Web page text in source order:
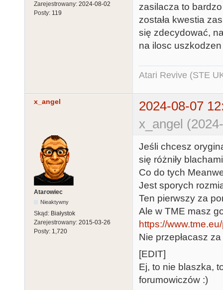
Zarejestrowany: 2024-08-02
Posty: 119
zasilacza to
została kwestia
się zdecydować,
na ilosc
Atari Revive (STE
x_angel
2024-08-07
x_angel
Atarowiec
Nieaktywny
Skąd: Białystok
Zarejestrowany: 2015-03-26
Posty: 1,720
Jeśli chcesz
się różniły
Co do tych
Jest sporych
Ten pierwszy za
Ale w TME masz
https://
Nie przepłacasz
[EDIT]
Ej, to nie blaszka,
forumowiczów :)